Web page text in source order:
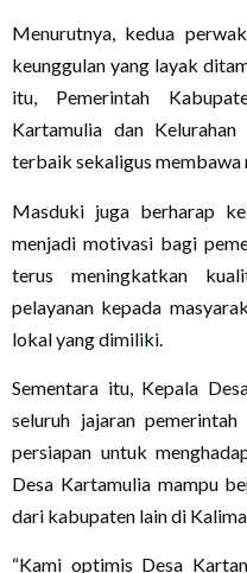
Menurutnya, kedua
keunggulan yang layak
itu, Pemerintah
Kartamulia dan
terbaik sekaligus membawa
Masduki juga berharap
menjadi motivasi bagi
terus meningkatkan
pelayanan kepada
lokal yang dimiliki.
Sementara itu, Kepala
seluruh jajaran
persiapan untuk
Desa Kartamulia mampu
dari kabupaten lain di
“Kami optimis Desa